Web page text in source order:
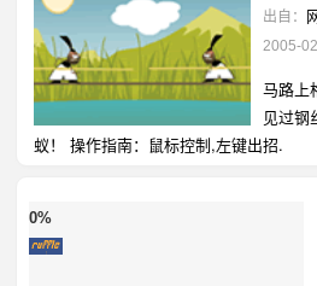
出自：
2005-
马路上
见过钢
蚁！ 操作指南：鼠标控制,左键出招.
0%